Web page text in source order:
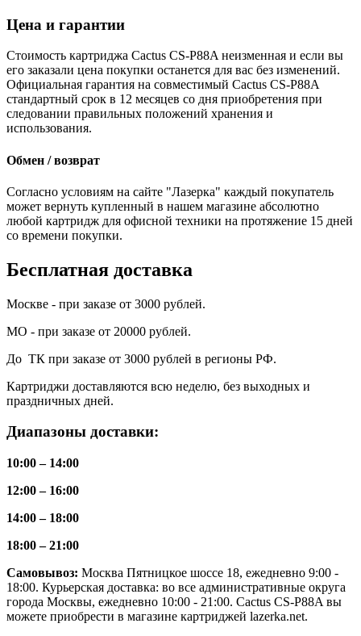
Цена и гарантии
Стоимость картриджа Cactus CS-P88A неизменная и если вы
его заказали цена покупки останется для вас без изменений.
Официальная гарантия на совместимый Cactus CS-P88A
стандартный срок в 12 месяцев со дня приобретения при
следовании правильных положений хранения и
использования.
Обмен / возврат
Согласно условиям на сайте "Лазерка" каждый покупатель
может вернуть купленный в нашем магазине абсолютно
любой картридж для офисной техники на протяжение 15 дней
со времени покупки.
Бесплатная доставка
Москве - при заказе от 3000 рублей.
МО - при заказе от 20000 рублей.
До ТК при заказе от 3000 рублей в регионы РФ.
Картриджи доставляются всю неделю, без выходных и
праздничных дней.
Диапазоны доставки:
10:00 – 14:00
12:00 – 16:00
14:00 – 18:00
18:00 – 21:00
Самовывоз: Москва Пятницкое шоссе 18, ежедневно 9:00 -
18:00. Курьерская доставка: во все административные округа
города Москвы, ежедневно 10:00 - 21:00. Cactus CS-P88A вы
можете приобрести в магазине картриджей lazerka.net.